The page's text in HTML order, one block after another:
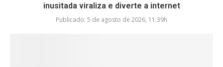
inusitada viraliza e diverte a internet
Publicado: 5 de agosto de 2026, 11:39h